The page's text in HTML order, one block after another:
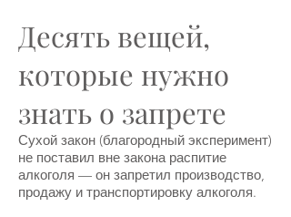
Десять вещей,
которые нужно
знать о запрете
Сухой закон (благородный эксперимент)
не поставил вне закона распитие
алкоголя — он запретил производство,
продажу и транспортировку алкоголя.